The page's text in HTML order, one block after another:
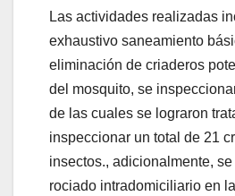
Las actividades realizadas
exhaustivo saneamiento
eliminación de criaderos
del mosquito, se
de las cuales se lograron
inspeccionar un total de 21
insectos., adicionalmente,
rociado intradomiciliario en